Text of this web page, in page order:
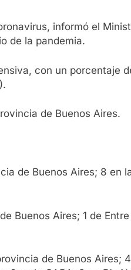
informó el
de la pandemia.
con un porcentaje
de Buenos Aires.
de Buenos Aires; 8 en
Buenos Aires; 1 de
de Buenos Aires;